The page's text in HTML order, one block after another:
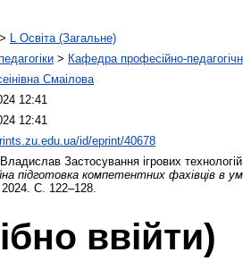
> L Освіта (Загальне)
> Кафедра професійно-
Смаілова
12:41
12:41
id/eprint/40678
Застосування ігрових
підготовка компетентних фахівців в
. 2024. С. 122–128.
ввійти)